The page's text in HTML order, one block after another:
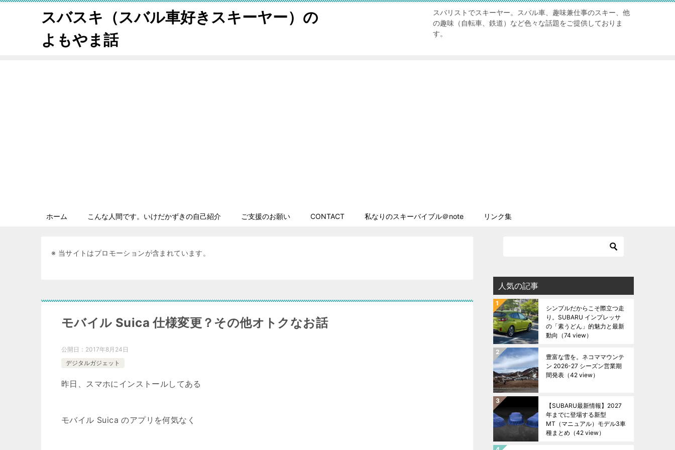
スバスキ（スバル車好きスキーヤー）の
よもやま話
スバリストでスキーヤー。スバル車、趣味兼仕事のスキー、他
の趣味（自転車、鉄道）など色々な話題をご提供しておりま
す。
ホーム こんな人間です。いけだかずきの自己紹介 ご支援のお願い CONTACT 私なりのスキーバイブル＠note リンク集
※ 当サイトはプロモーションが含まれています。
モバイル Suica 仕様変更？その他オトクなお話
公開日： 2017年8月24日
デジタルガジェット
昨日、スマホにインストールしてある
モバイル Suica のアプリを何気なく
人気の記事
シンプルだからこそ際立つ走
り。SUBARU インプレッサ
の「素うどん」的魅力と最新
動向 （74 view）
豊富な雪を。ネコママウンテ
ン 2026-27 シーズン営業期
間発表 （42 view）
【SUBARU最新情報】2027
年までに登場する新型
MT（マニュアル）モデル3車
種まとめ （42 view）